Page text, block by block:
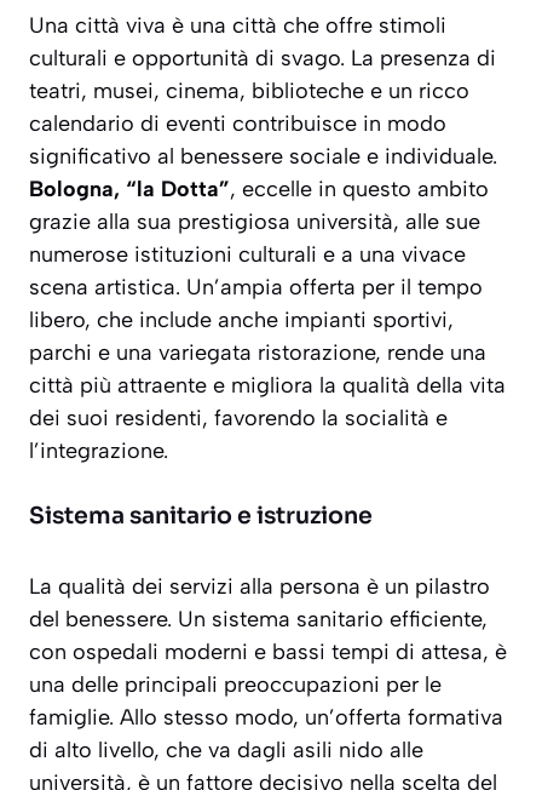
Una città viva è una città che offre stimoli
culturali e opportunità di svago. La presenza di
teatri, musei, cinema, biblioteche e un ricco
calendario di eventi contribuisce in modo
significativo al benessere sociale e individuale.
Bologna, “la Dotta”, eccelle in questo ambito
grazie alla sua prestigiosa università, alle sue
numerose istituzioni culturali e a una vivace
scena artistica. Un’ampia offerta per il tempo
libero, che include anche impianti sportivi,
parchi e una variegata ristorazione, rende una
città più attraente e migliora la qualità della vita
dei suoi residenti, favorendo la socialità e
l’integrazione.
Sistema sanitario e istruzione
La qualità dei servizi alla persona è un pilastro
del benessere. Un sistema sanitario efficiente,
con ospedali moderni e bassi tempi di attesa, è
una delle principali preoccupazioni per le
famiglie. Allo stesso modo, un’offerta formativa
di alto livello, che va dagli asili nido alle
università, è un fattore decisivo nella scelta del